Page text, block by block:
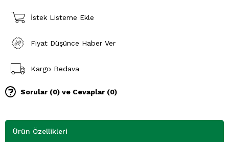
İstek Listeme Ekle
Fiyat Düşünce Haber Ver
Kargo Bedava
Sorular (0) ve Cevaplar (0)
Ürün Özellikleri